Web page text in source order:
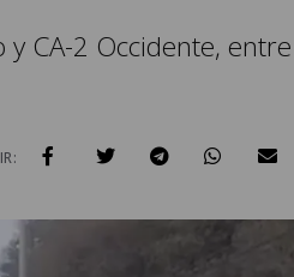
CA-2 Occidente, entre